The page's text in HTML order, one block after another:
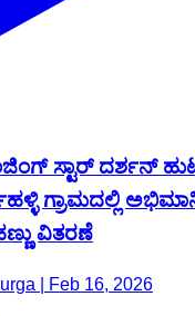
ಸ್ಟಾರ್ ದರ್ಶನ್
ಗ್ರಾಮದಲ್ಲಿ
ವಿತರಣೆ
| Feb 16, 2026